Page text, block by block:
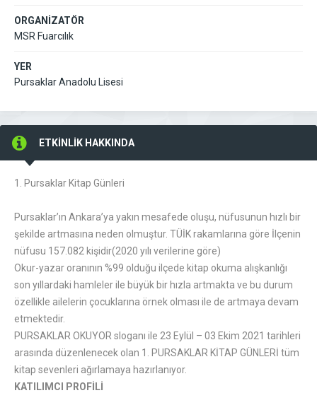
ORGANİZATÖR
MSR Fuarcılık
YER
Pursaklar Anadolu Lisesi
ETKİNLİK HAKKINDA
1. Pursaklar Kitap Günleri
Pursaklar’ın Ankara’ya yakın mesafede oluşu, nüfusunun hızlı bir
şekilde artmasına neden olmuştur. TÜİK rakamlarına göre İlçenin
nüfusu 157.082 kişidir(2020 yılı verilerine göre)
Okur-yazar oranının %99 olduğu ilçede kitap okuma alışkanlığı
son yıllardaki hamleler ile büyük bir hızla artmakta ve bu durum
özellikle ailelerin çocuklarına örnek olması ile de artmaya devam
etmektedir.
PURSAKLAR OKUYOR sloganı ile 23 Eylül – 03 Ekim 2021 tarihleri
arasında düzenlenecek olan 1. PURSAKLAR KİTAP GÜNLERİ tüm
kitap sevenleri ağırlamaya hazırlanıyor.
KATILIMCI PROFİLİ